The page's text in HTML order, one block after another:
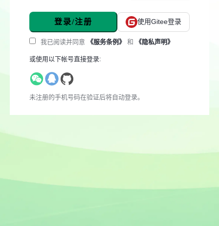
登录/注册 使用Gitee登录
我已阅读并同意 《服务条例》 和 《隐私声明》
或使用以下帐号直接登录:
未注册的手机号码在验证后将自动登录。